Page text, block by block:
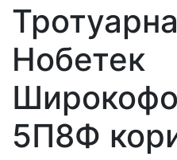
Нобетек
5П8Ф